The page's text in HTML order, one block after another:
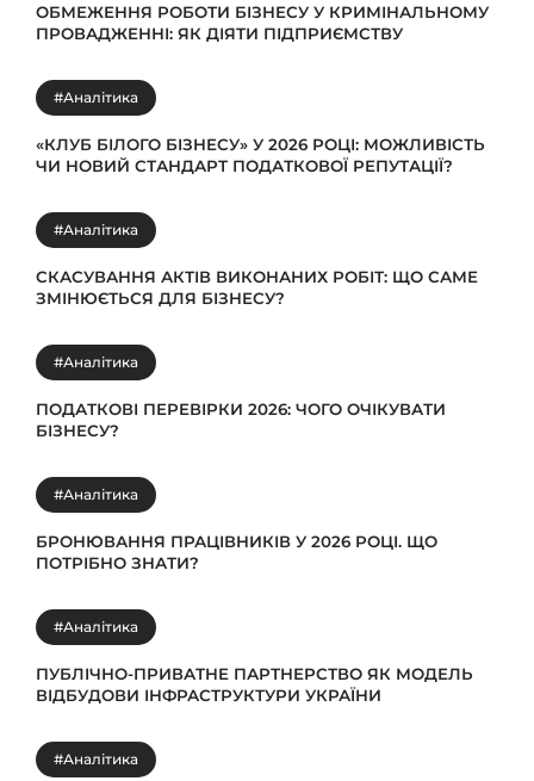
ОБМЕЖЕННЯ РОБОТИ БІЗНЕСУ У КРИМІНАЛЬНОМУ
ПРОВАДЖЕННІ: ЯК ДІЯТИ ПІДПРИЄМСТВУ
#Аналітика
«КЛУБ БІЛОГО БІЗНЕСУ» У 2026 РОЦІ: МОЖЛИВІСТЬ
ЧИ НОВИЙ СТАНДАРТ ПОДАТКОВОЇ РЕПУТАЦІЇ?
#Аналітика
СКАСУВАННЯ АКТІВ ВИКОНАНИХ РОБІТ: ЩО САМЕ
ЗМІНЮЄТЬСЯ ДЛЯ БІЗНЕСУ?
#Аналітика
ПОДАТКОВІ ПЕРЕВІРКИ 2026: ЧОГО ОЧІКУВАТИ
БІЗНЕСУ?
#Аналітика
БРОНЮВАННЯ ПРАЦІВНИКІВ У 2026 РОЦІ. ЩО
ПОТРІБНО ЗНАТИ?
#Аналітика
ПУБЛІЧНО-ПРИВАТНЕ ПАРТНЕРСТВО ЯК МОДЕЛЬ
ВІДБУДОВИ ІНФРАСТРУКТУРИ УКРАЇНИ
#Аналітика